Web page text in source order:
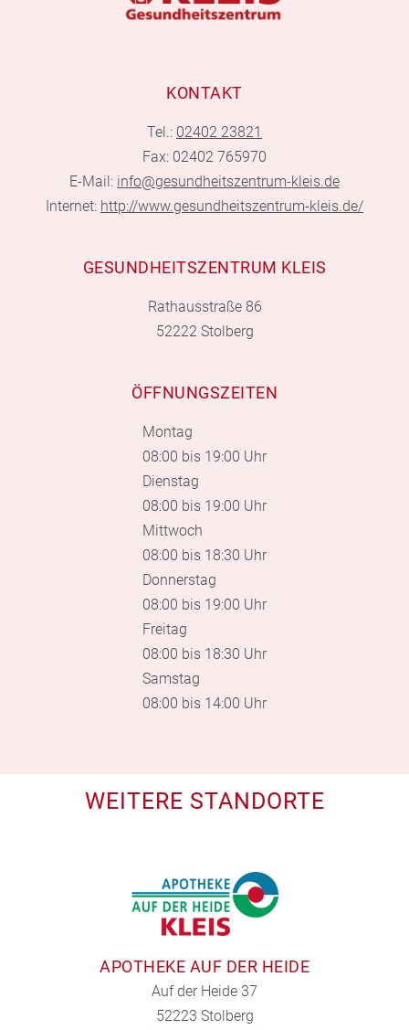
KONTAKT
Tel.: 02402 23821
Fax: 02402 765970
E-Mail: info@gesundheitszentrum-kleis.de
Internet: http://www.gesundheitszentrum-kleis.de/
GESUNDHEITSZENTRUM KLEIS
Rathausstraße 86
52222 Stolberg
ÖFFNUNGSZEITEN
Montag
08:00 bis 19:00 Uhr
Dienstag
08:00 bis 19:00 Uhr
Mittwoch
08:00 bis 18:30 Uhr
Donnerstag
08:00 bis 19:00 Uhr
Freitag
08:00 bis 18:30 Uhr
Samstag
08:00 bis 14:00 Uhr
WEITERE STANDORTE
APOTHEKE AUF DER HEIDE
Auf der Heide 37
52223 Stolberg